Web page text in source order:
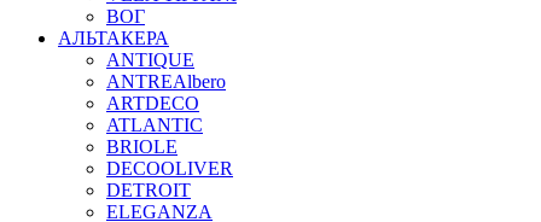
ВОГ
АЛЬТАКЕРА
ANTIQUE
ANTREAlbero
ARTDECO
ATLANTIC
BRIOLE
DECOOLIVER
DETROIT
ELEGANZA